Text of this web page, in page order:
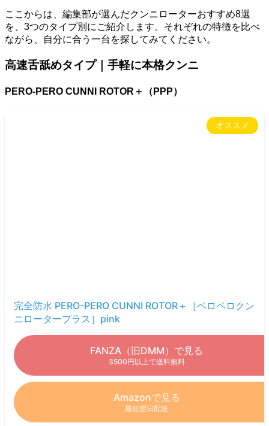
ここからは、編集部が選んだクンニローターおすすめ8選
を、3つのタイプ別にご紹介します。それぞれの特徴を比べ
ながら、自分に合う一台を探してみてください。
高速舌舐めタイプ｜手軽に本格クンニ
PERO-PERO CUNNI ROTOR＋（PPP）
オススメ
完全防水 PERO-PERO CUNNI ROTOR＋［ペロペロクン
ニロータープラス］pink
FANZA（旧DMM）で見る
3500円以上で送料無料
Amazonで見る
最短翌日配送